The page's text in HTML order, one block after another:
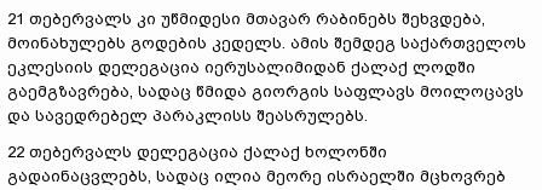
21 თებერვალს კი უწმიდესი მთავარ რაბინებს შეხვდება,
მოინახულებს გოდების კედელს. ამის შემდეგ საქართველოს
ეკლესიის დელეგაცია იერუსალიმიდან ქალაქ ლოდში
გაემგზავრება, სადაც წმიდა გიორგის საფლავს მოილოცავს
და სავედრებელ პარაკლისს შეასრულებს.
22 თებერვალს დელეგაცია ქალაქ ხოლონში
გადაინაცვლებს, სადაც ილია მეორე ისრაელში მცხოვრებ